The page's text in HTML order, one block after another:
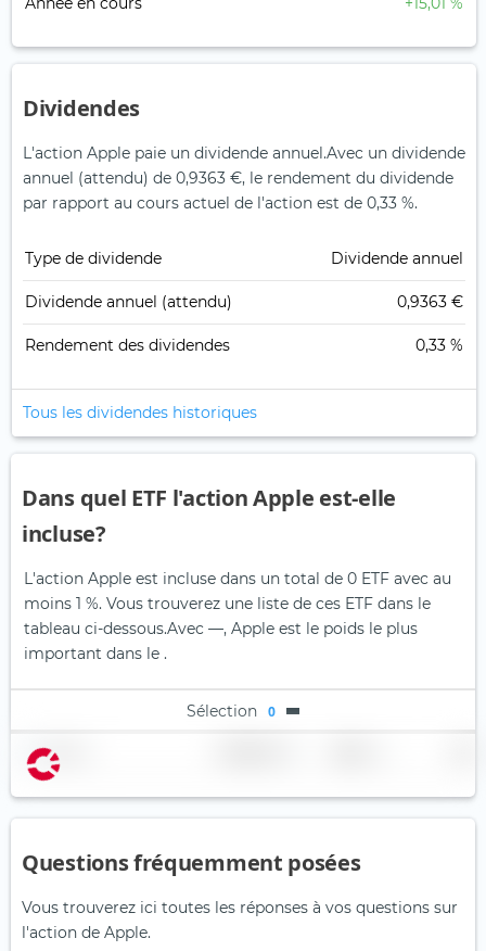
Dividendes
L'action Apple paie un dividende annuel.Avec un dividende
annuel (attendu) de 0,9363 €, le rendement du dividende
par rapport au cours actuel de l'action est de 0,33 %.
Type de dividende Dividende annuel
Dividende annuel (attendu) 0,9363 €
Rendement des dividendes 0,33 %
Tous les dividendes historiques
Dans quel ETF l'action Apple est-elle
incluse?
L'action Apple est incluse dans un total de 0 ETF avec au
moins 1 %. Vous trouverez une liste de ces ETF dans le
tableau ci-dessous.Avec —, Apple est le poids le plus
important dans le .
Sélection 0
Nom
Questions fréquemment posées
Vous trouverez ici toutes les réponses à vos questions sur
l'action de Apple.